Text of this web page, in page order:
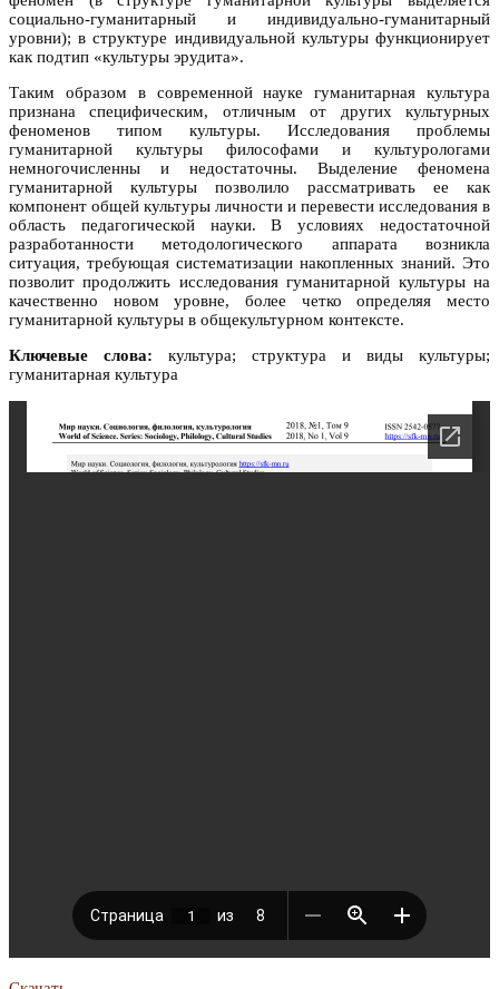
социально-гуманитарный и индивидуально-гуманитарный
уровни); в структуре индивидуальной культуры функционирует
как подтип «культуры эрудита».
Таким образом в современной науке гуманитарная культура
признана специфическим, отличным от других культурных
феноменов типом культуры. Исследования проблемы
гуманитарной культуры философами и культурологами
немногочисленны и недостаточны. Выделение феномена
гуманитарной культуры позволило рассматривать ее как
компонент общей культуры личности и перевести исследования в
область педагогической науки. В условиях недостаточной
разработанности методологического аппарата возникла
ситуация, требующая систематизации накопленных знаний. Это
позволит продолжить исследования гуманитарной культуры на
качественно новом уровне, более четко определяя место
гуманитарной культуры в общекультурном контексте.
Ключевые слова: культура; структура и виды культуры;
гуманитарная культура